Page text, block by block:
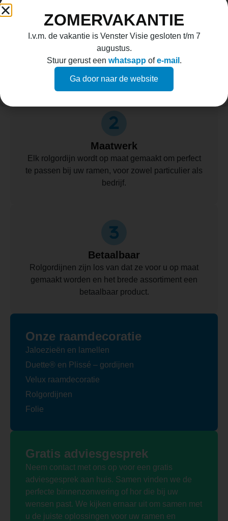
Breed Assortiment
Kies uit een uitgebreide selectie van kleuren,
patronen en texturen om de perfecte match voor
uw interieur te vinden.
Maatwerk
Elk rolgordijn wordt op maat gemaakt om perfect
te passen bij uw ramen, voor zowel particulier als
bedrijf.
Betaalbaar
Rolgordijnen zijn los van dat ze voor u op maat
gemaakt worden en het brede assortiment een
betaalbaar product.
Onze raamdecoratie
Jaloezieën en lamellen
Duette® en Plissé – gordijnen
Velux raamdecoratie
Rolgordijnen
Folie
Gratis adviesgesprek
Neem contact met ons op voor een gratis
adviesgesprek aan huis. Samen vinden we de
perfecte binnenzonwering of hor die bij uw
wensen past. We kijken ernaar uit om samen met
u de juiste oplossingen voor uw ramen en
ZOMERVAKANTIE
I.v.m. de vakantie is Venster Visie gesloten t/m 7
augustus.
Stuur gerust een whatsappofe-mail .
Ga door naar de website